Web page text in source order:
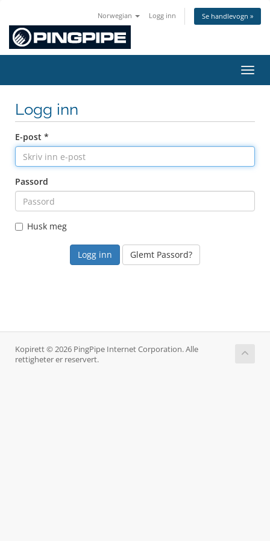
Norwegian Logg inn Se handlevogn »
Bytt
Logg inn
E-post *
Passord
Husk meg
Glemt Passord?
Kopirett © 2026 PingPipe Internet Corporation. Alle
rettigheter er reservert.